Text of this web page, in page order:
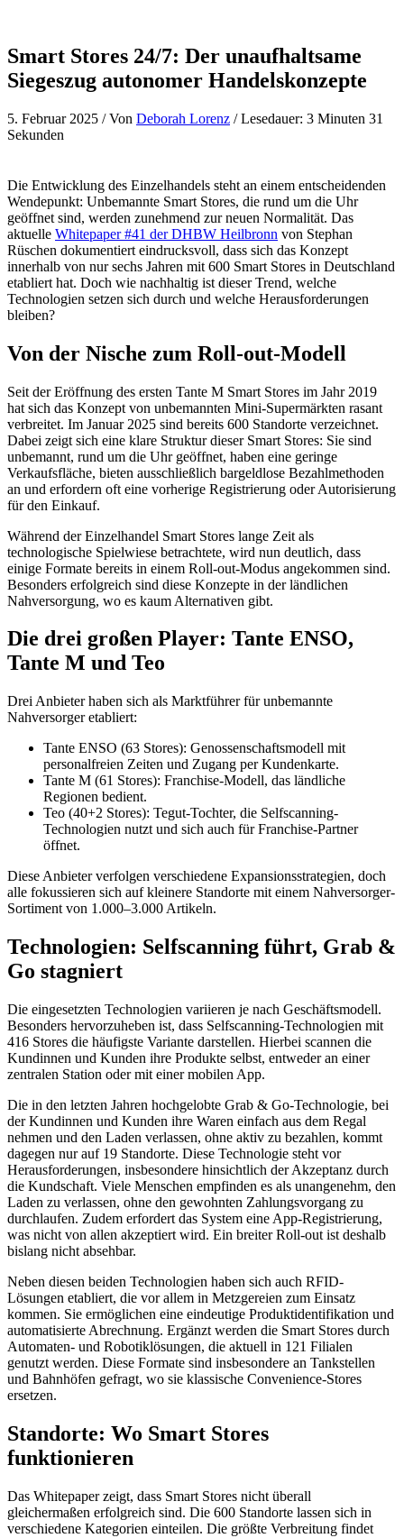
Smart Stores 24/7: Der unaufhaltsame
Siegeszug autonomer Handelskonzepte
5. Februar 2025 / Von Deborah Lorenz / Lesedauer: 3 Minuten 31
Sekunden
Die Entwicklung des Einzelhandels steht an einem entscheidenden
Wendepunkt: Unbemannte Smart Stores, die rund um die Uhr
geöffnet sind, werden zunehmend zur neuen Normalität. Das
aktuelle Whitepaper #41 der DHBW Heilbronn von Stephan
Rüschen dokumentiert eindrucksvoll, dass sich das Konzept
innerhalb von nur sechs Jahren mit 600 Smart Stores in Deutschland
etabliert hat. Doch wie nachhaltig ist dieser Trend, welche
Technologien setzen sich durch und welche Herausforderungen
bleiben?
Von der Nische zum Roll-out-Modell
Seit der Eröffnung des ersten Tante M Smart Stores im Jahr 2019
hat sich das Konzept von unbemannten Mini-Supermärkten rasant
verbreitet. Im Januar 2025 sind bereits 600 Standorte verzeichnet.
Dabei zeigt sich eine klare Struktur dieser Smart Stores: Sie sind
unbemannt, rund um die Uhr geöffnet, haben eine geringe
Verkaufsfläche, bieten ausschließlich bargeldlose Bezahlmethoden
an und erfordern oft eine vorherige Registrierung oder Autorisierung
für den Einkauf.
Während der Einzelhandel Smart Stores lange Zeit als
technologische Spielwiese betrachtete, wird nun deutlich, dass
einige Formate bereits in einem Roll-out-Modus angekommen sind.
Besonders erfolgreich sind diese Konzepte in der ländlichen
Nahversorgung, wo es kaum Alternativen gibt.
Die drei großen Player: Tante ENSO,
Tante M und Teo
Drei Anbieter haben sich als Marktführer für unbemannte
Nahversorger etabliert:
Tante ENSO (63 Stores): Genossenschaftsmodell mit
personalfreien Zeiten und Zugang per Kundenkarte.
Tante M (61 Stores): Franchise-Modell, das ländliche
Regionen bedient.
Teo (40+2 Stores): Tegut-Tochter, die Selfscanning-
Technologien nutzt und sich auch für Franchise-Partner
öffnet.
Diese Anbieter verfolgen verschiedene Expansionsstrategien, doch
alle fokussieren sich auf kleinere Standorte mit einem Nahversorger-
Sortiment von 1.000–3.000 Artikeln.
Technologien: Selfscanning führt, Grab &
Go stagniert
Die eingesetzten Technologien variieren je nach Geschäftsmodell.
Besonders hervorzuheben ist, dass Selfscanning-Technologien mit
416 Stores die häufigste Variante darstellen. Hierbei scannen die
Kundinnen und Kunden ihre Produkte selbst, entweder an einer
zentralen Station oder mit einer mobilen App.
Die in den letzten Jahren hochgelobte Grab & Go-Technologie, bei
der Kundinnen und Kunden ihre Waren einfach aus dem Regal
nehmen und den Laden verlassen, ohne aktiv zu bezahlen, kommt
dagegen nur auf 19 Standorte. Diese Technologie steht vor
Herausforderungen, insbesondere hinsichtlich der Akzeptanz durch
die Kundschaft. Viele Menschen empfinden es als unangenehm, den
Laden zu verlassen, ohne den gewohnten Zahlungsvorgang zu
durchlaufen. Zudem erfordert das System eine App-Registrierung,
was nicht von allen akzeptiert wird. Ein breiter Roll-out ist deshalb
bislang nicht absehbar.
Neben diesen beiden Technologien haben sich auch RFID-
Lösungen etabliert, die vor allem in Metzgereien zum Einsatz
kommen. Sie ermöglichen eine eindeutige Produktidentifikation und
automatisierte Abrechnung. Ergänzt werden die Smart Stores durch
Automaten- und Robotiklösungen, die aktuell in 121 Filialen
genutzt werden. Diese Formate sind insbesondere an Tankstellen
und Bahnhöfen gefragt, wo sie klassische Convenience-Stores
ersetzen.
Standorte: Wo Smart Stores
funktionieren
Das Whitepaper zeigt, dass Smart Stores nicht überall
gleichermaßen erfolgreich sind. Die 600 Standorte lassen sich in
verschiedene Kategorien einteilen. Die größte Verbreitung findet